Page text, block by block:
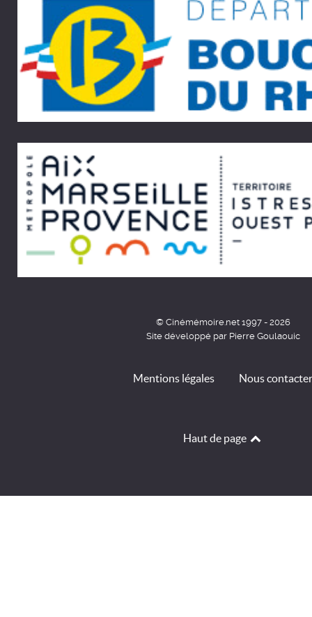
© Cinémémoire.net 1997 - 2026
Site développé par Pierre Goulaouic
Mentions légales Nous contacter
Haut de page